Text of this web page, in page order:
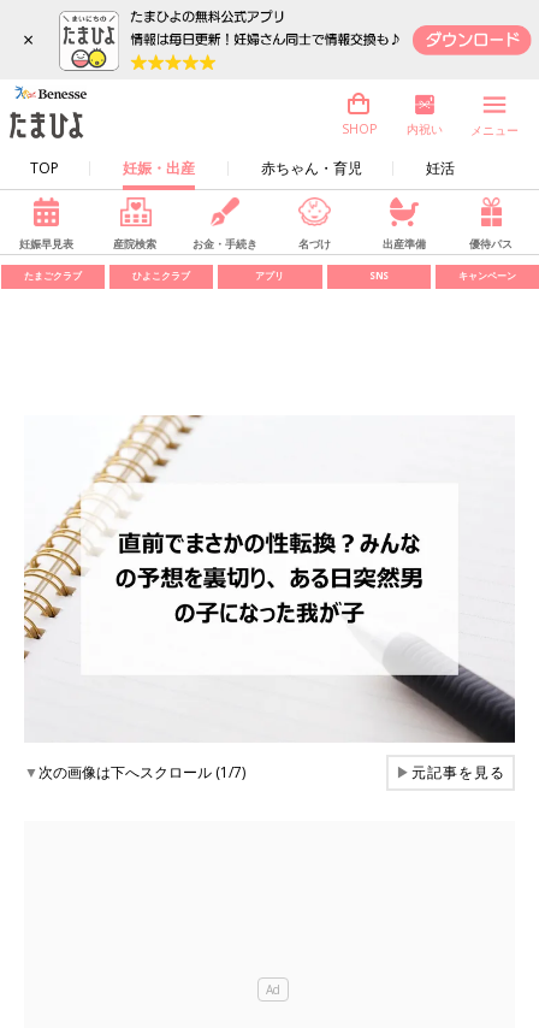
×
TOP 妊娠・出産 赤ちゃん・育児 妊活
SHOP 内祝い メニュー
妊娠早見表 産院検索 お金・手続き 名づけ 出産準備 優待パス
たまごクラブ ひよこクラブ アプリ SNS キャンペーン
▼次の画像は下へスクロール (1/7) ▶元記事を見る